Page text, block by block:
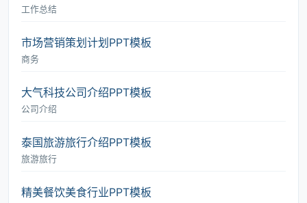
工作总结
市场营销策划计划PPT模板
商务
大气科技公司介绍PPT模板
公司介绍
泰国旅游旅行介绍PPT模板
旅游旅行
精美餐饮美食行业PPT模板